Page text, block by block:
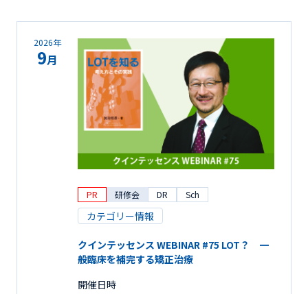
2026年
9月
PR 研修会 DR Sch
カテゴリー情報
クインテッセンス WEBINAR #75 LOT？ 一
般臨床を補完する矯正治療
開催日時